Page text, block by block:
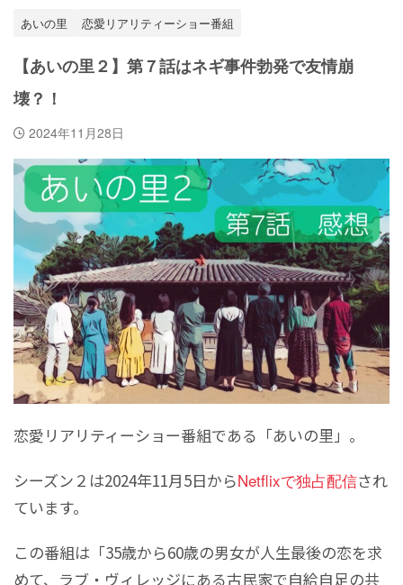
あいの里
恋愛リアリティーショー番組
【あいの里２】第７話はネギ事件勃発で友情崩
壊？！
2024年11月28日
恋愛リアリティーショー番組である「あいの里」。
シーズン２は2024年11月5日からNetflixで独占配信され
ています。
この番組は「35歳から60歳の男女が人生最後の恋を求
めて、ラブ・ヴィレッジにある古民家で自給自足の共